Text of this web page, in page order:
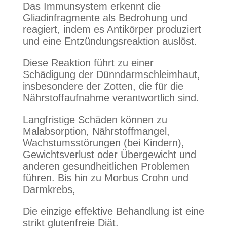
Das Immunsystem erkennt die
Gliadinfragmente als Bedrohung und
reagiert, indem es Antikörper produziert
und eine Entzündungsreaktion auslöst.
Diese Reaktion führt zu einer
Schädigung der Dünndarmschleimhaut,
insbesondere der Zotten, die für die
Nährstoffaufnahme verantwortlich sind.
Langfristige Schäden können zu
Malabsorption, Nährstoffmangel,
Wachstumsstörungen (bei Kindern),
Gewichtsverlust oder Übergewicht und
anderen gesundheitlichen Problemen
führen. Bis hin zu Morbus Crohn und
Darmkrebs,
Die einzige effektive Behandlung ist eine
strikt glutenfreie Diät.